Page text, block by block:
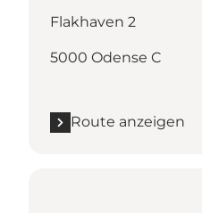
Flakhaven 2
5000 Odense C
Route anzeigen